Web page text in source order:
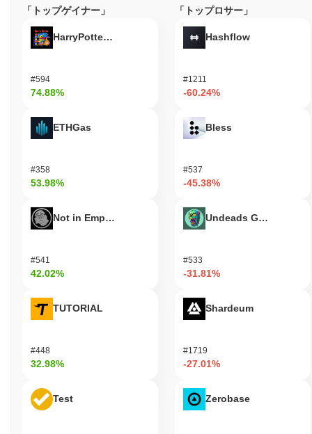
「トップゲイナー」
HarryPotterObamaSonic10Inu (ETH)
#594
74.88%
ETHGas
#358
53.98%
Not in Employment, Education, or Training
#541
42.02%
TUTORIAL
#448
32.98%
Test
「トップロサー」
Hashflow
#1211
-60.24%
Bless
#537
-45.38%
Undeads Games
#533
-31.81%
Shardeum
#1719
-27.01%
Zerobase